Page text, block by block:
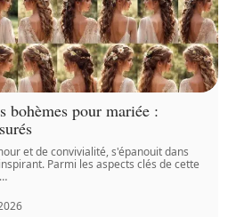
bohèmes pour mariée :
et de convivialité, s'épanouit dans
Parmi les aspects clés de cette
…